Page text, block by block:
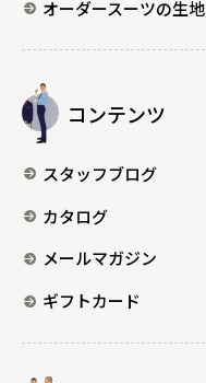
オーダースーツの生地
コンテンツ
スタッフブログ
カタログ
メールマガジン
ギフトカード